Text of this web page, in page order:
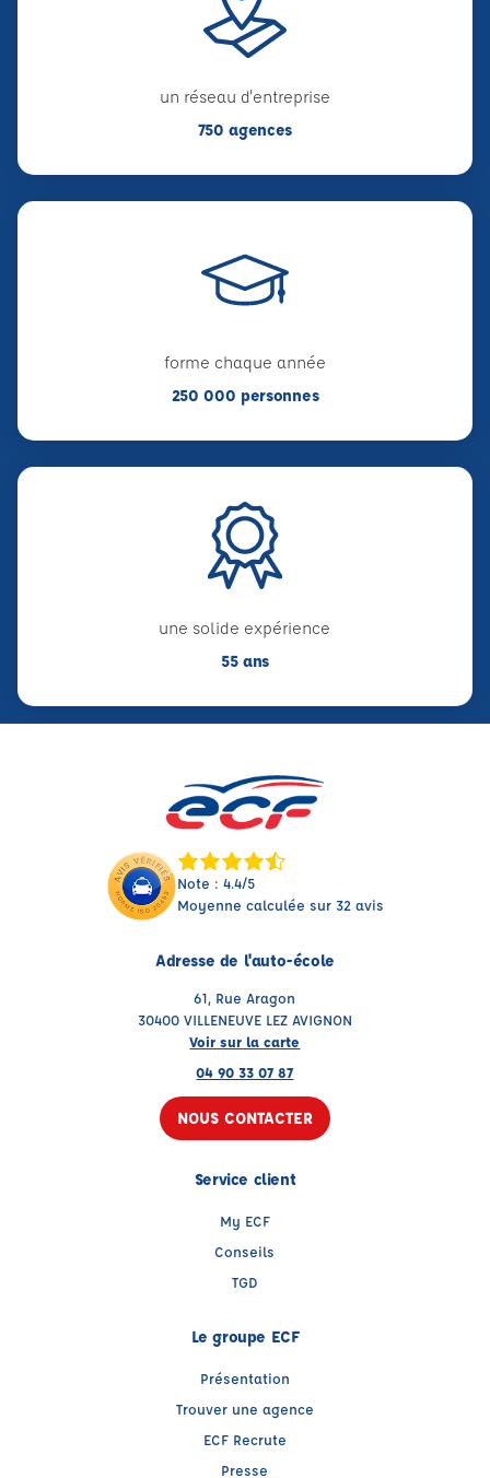
un réseau d'entreprise
750 agences
forme chaque année
250 000 personnes
une solide expérience
55 ans
Note : 4.4/5
Moyenne calculée sur 32 avis
Adresse de l'auto-école
61, Rue Aragon
30400 VILLENEUVE LEZ AVIGNON
Voir sur la carte
04 90 33 07 87
NOUS CONTACTER
Service client
My ECF
Conseils
TGD
Le groupe ECF
Présentation
Trouver une agence
ECF Recrute
Presse